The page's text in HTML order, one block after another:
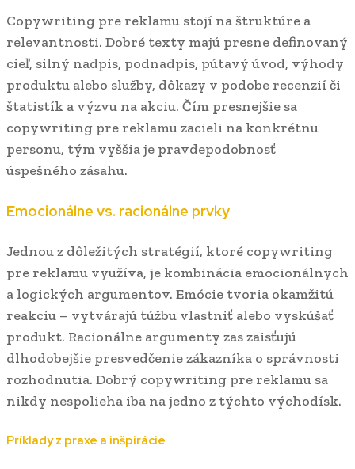
Copywriting pre reklamu stojí na štruktúre a
relevantnosti. Dobré texty majú presne definovaný
cieľ, silný nadpis, podnadpis, pútavý úvod, výhody
produktu alebo služby, dôkazy v podobe recenzií či
štatistík a výzvu na akciu. Čím presnejšie sa
copywriting pre reklamu zacieli na konkrétnu
personu, tým vyššia je pravdepodobnosť
úspešného zásahu.
Emocionálne vs. racionálne prvky
Jednou z dôležitých stratégií, ktoré copywriting
pre reklamu využíva, je kombinácia emocionálnych
a logických argumentov. Emócie tvoria okamžitú
reakciu – vytvárajú túžbu vlastniť alebo vyskúšať
produkt. Racionálne argumenty zas zaisťujú
dlhodobejšie presvedčenie zákazníka o správnosti
rozhodnutia. Dobrý copywriting pre reklamu sa
nikdy nespolieha iba na jedno z týchto východísk.
Príklady z praxe a inšpirácie